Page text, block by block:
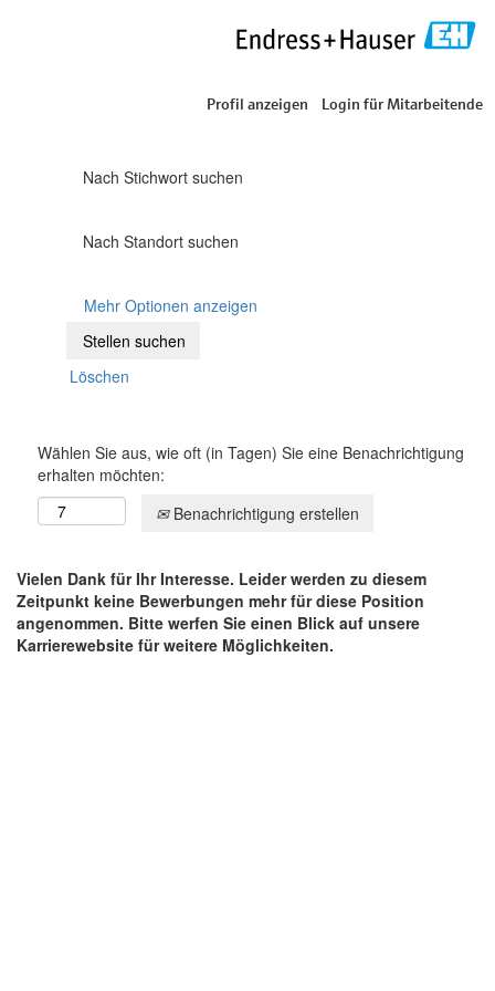
Profil anzeigen Login für Mitarbeitende
Nach Stichwort suchen
Nach Standort suchen
Mehr Optionen anzeigen
Löschen
Wählen Sie aus, wie oft (in Tagen) Sie eine Benachrichtigung
erhalten möchten:
Benachrichtigung erstellen
Vielen Dank für Ihr Interesse. Leider werden zu diesem
Zeitpunkt keine Bewerbungen mehr für diese Position
angenommen. Bitte werfen Sie einen Blick auf unsere
Karrierewebsite für weitere Möglichkeiten.